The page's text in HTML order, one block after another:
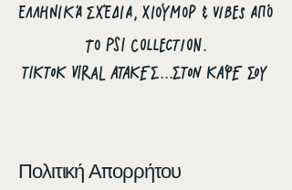
ελληνικά σχέδια, χιούμορ & vibes από
το PSI Collection.
ΤΙΚΤΟΚ VIRAL ΑΤΑΚΕΣ...ΣΤΟΝ ΚΑΦΕ ΣΟΥ
Πολιτική Απορρήτου